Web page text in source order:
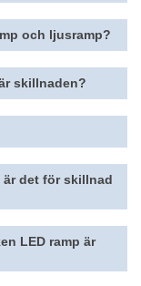
och ljusramp?
skillnaden?
är det för skillnad
LED ramp är